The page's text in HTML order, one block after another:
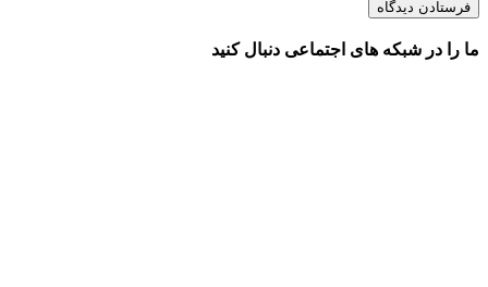
ما را در شبکه های اجتماعی دنبال کنید